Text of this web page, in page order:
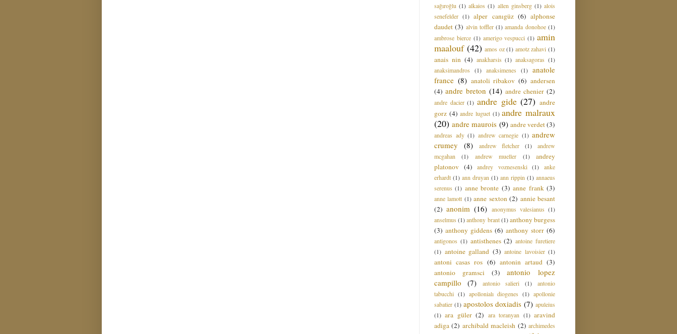
sağıroğlu (1) alkaios (1) allen ginsberg (1) alois
senefelder (1) alper canıgüz (6) alphonse
daudet (3) alvin toffler (1) amanda donohoe (1)
ambrose bierce (1) amerigo vespucci (1) amin
maalouf (42) amos oz (1) amotz zahavi (1)
anais nin (4) anakharsis (1) anaksagoras (1)
anaksimandros
(1) anaksimenes (1) anatole
france (8) anatoli ribakov (6) andersen
(4) andre breton (14) andre chenier (2)
andre dacier (1) andre gide (27) andre
gorz (4) andre luguet (1) andre malraux
(20) andre maurois (9) andre verdet(3)
andreas ady (1) andrew carnegie (1) andrew
crumey
(8) andrew fletcher (1)
andrew
mcgahan
(1) andrew mueller (1)
andrey
platonov (4) andrey voznesenski (1)
anke
erhardt (1) ann druyan (1) ann rippin (1) annaeus
serenus (1) anne bronte (3) anne frank (3)
anne lamott (1) anne sexton (2) annie besant
(2) anonim (16) anonymus valesianus (1)
anselmus (1) anthony brant (1) anthony burgess
(3) anthony giddens (6) anthony storr (6)
antigonos (1) antisthenes (2) antoine furetiere
(1) antoine galland (3) antoine lavoisier (1)
antoni casas ros (6) antonin artaud (3)
antonio gramsci
(3)
antonio lopez
campillo
(7) antonio salieri (1)
antonio
tabucchi (1) apollonialı diogenes (1) apollonie
sabatier (1) apostolos doxiadis (7) apuleius
(1) ara güler (2) ara toranyan (1) aravind
adiga (2) archibald macleish (2) archimedes